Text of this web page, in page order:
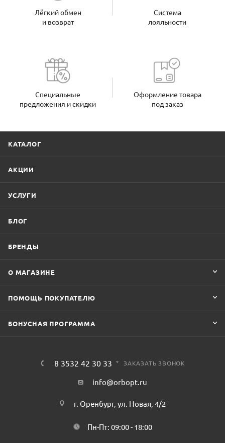
Лёгкий обмен
и возврат
Система
лояльности
Специальные
предложения и скидки
Оформление товара
под заказ
КАТАЛОГ
АКЦИИ
УСЛУГИ
БЛОГ
БРЕНДЫ
О МАГАЗИНЕ
ПОМОЩЬ ПОКУПАТЕЛЮ
БОНУСНАЯ ПРОГРАММА
8 3532 42 30 33 ЗАКАЗАТЬ ЗВОНОК
info@orbopt.ru
г. Оренбург, ул. Новая, 4/2
Пн-Пт: 09:00 - 18:00